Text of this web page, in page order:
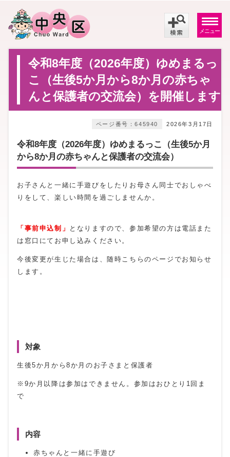
メニュー
令和8年度（2026年度）ゆめまるっ
こ（生後5か月から8か月の赤ちゃ
んと保護者の交流会）を開催します
2026年3月17日
ページ番号：645940
令和8年度（2026年度）ゆめまるっこ（生後5か月
から8か月の赤ちゃんと保護者の交流会）
お子さんと一緒に手遊びをしたりお母さん同士でおしゃべ
りをして、楽しい時間を過ごしませんか。
「事前申込制」
となりますので、参加希望の方は電話また
は窓口にてお申し込みください。
今後変更が生じた場合は、随時こちらのページでお知らせ
します。
対象
生後5か月から8か月のお子さまと保護者
※9か月以降は参加はできません。参加はおひとり1回ま
で
内容
赤ちゃんと一緒に手遊び